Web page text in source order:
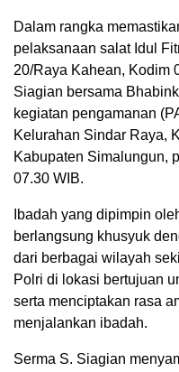
Dalam rangka
pelaksanaan salat Idul
20/Raya Kahean, Kodim
Siagian bersama
kegiatan pengamanan
Kelurahan Sindar Raya,
Kabupaten Simalungun,
07.30 WIB.
Ibadah yang dipimpin
berlangsung khusyuk
dari berbagai wilayah
Polri di lokasi bertujuan
serta menciptakan rasa
menjalankan ibadah.
Serma S. Siagian